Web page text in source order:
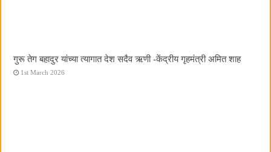
गुरू तेग बहादुर यांच्या त्यागात देश सदैव ऋणी -केंद्रीय गृहमंत्री अमित शाह
1st March 2026